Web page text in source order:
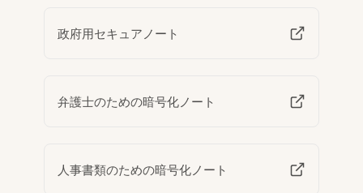
政府用セキュアノート
弁護士のための暗号化ノート
人事書類のための暗号化ノート